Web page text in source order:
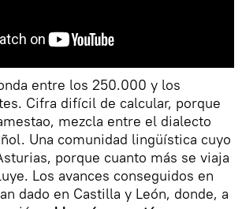
entre los 250.000 y los
Cifra difícil de calcular, porque
mezcla entre el dialecto
Una comunidad lingüística cuyo
porque cuanto más se viaja
Los avances conseguidos en
dado en Castilla y León, donde, a